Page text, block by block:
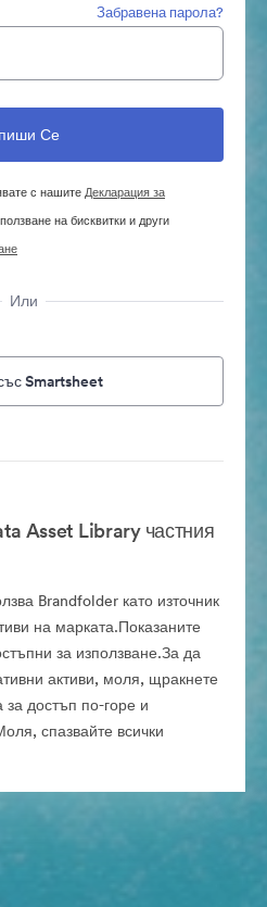
Забравена парола?
с нашитеДекларация за
на бисквитки и други
Или
Smartsheet
Asset Library частния
Brandfolder като източник
на марката.Показаните
за използване.За да
активи, моля, щракнете
за достъп по-горе и
спазвайте всички